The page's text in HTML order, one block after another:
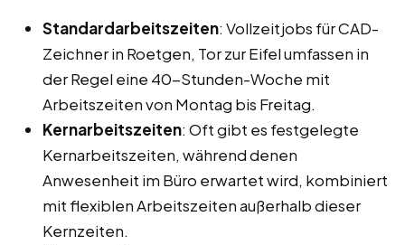
Standardarbeitszeiten: Vollzeitjobs für CAD-
Zeichner in Roetgen, Tor zur Eifel umfassen in
der Regel eine 40-Stunden-Woche mit
Arbeitszeiten von Montag bis Freitag.
Kernarbeitszeiten: Oft gibt es festgelegte
Kernarbeitszeiten, während denen
Anwesenheit im Büro erwartet wird, kombiniert
mit flexiblen Arbeitszeiten außerhalb dieser
Kernzeiten.